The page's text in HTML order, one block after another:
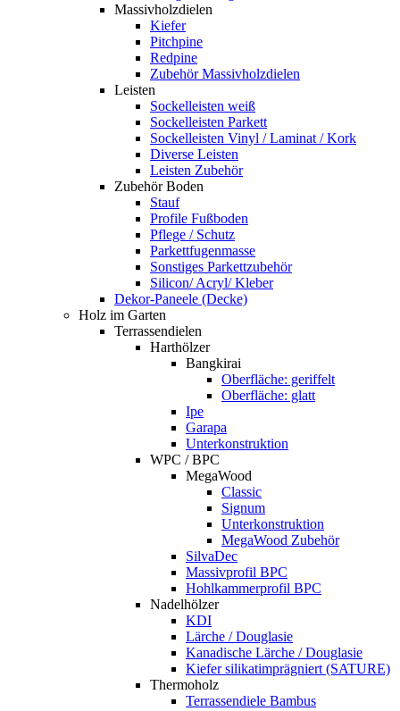
Massivholzdielen
Kiefer
Pitchpine
Redpine
Zubehör Massivholzdielen
Leisten
Sockelleisten weiß
Sockelleisten Parkett
Sockelleisten Vinyl / Laminat / Kork
Diverse Leisten
Leisten Zubehör
Zubehör Boden
Stauf
Profile Fußboden
Pflege / Schutz
Parkettfugenmasse
Sonstiges Parkettzubehör
Silicon/ Acryl/ Kleber
Dekor-Paneele (Decke)
Holz im Garten
Terrassendielen
Harthölzer
Bangkirai
Oberfläche: geriffelt
Oberfläche: glatt
Ipe
Garapa
Unterkonstruktion
WPC / BPC
MegaWood
Classic
Signum
Unterkonstruktion
MegaWood Zubehör
SilvaDec
Massivprofil BPC
Hohlkammerprofil BPC
Nadelhölzer
KDI
Lärche / Douglasie
Kanadische Lärche / Douglasie
Kiefer silikatimprägniert (SATURE)
Thermoholz
Terrassendiele Bambus